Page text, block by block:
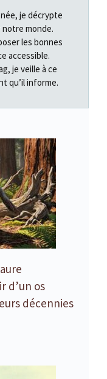
je décrypte
monde.
les bonnes
accessible.
je veille à ce
qu’il informe.
d’un os
décennies